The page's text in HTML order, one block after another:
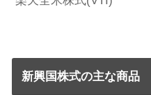
新興国株式の主な商品